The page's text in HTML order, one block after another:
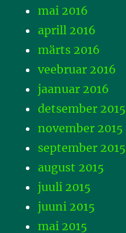
mai 2016
aprill 2016
märts 2016
veebruar 2016
jaanuar 2016
detsember 2015
november 2015
september 2015
august 2015
juuli 2015
juuni 2015
mai 2015